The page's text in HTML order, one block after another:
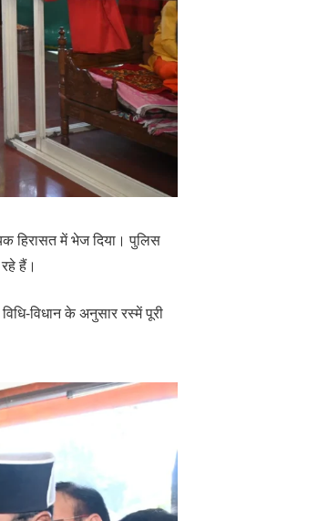
हिरासत में भेज दिया। पुलिस
हैं।
विधान के अनुसार रस्में पूरी